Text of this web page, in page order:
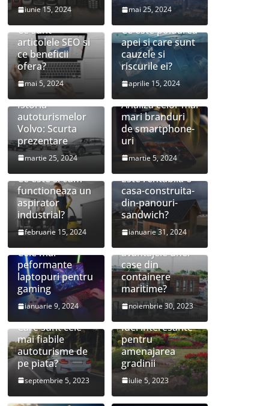
iunie 15, 2024 mai 25, 2024
Ce sunt
articolele SEO si
ce beneficii
ofera?
mai 5, 2024
Ce este poluarea
apei si care sunt
cauzele si
riscurile ei?
aprilie 15, 2024
Istoria
autoturismelor
Volvo: Scurta
prezentare
martie 25, 2024
Analiza celor mai
mari branduri
de smartphone-
uri
martie 5, 2024
Ce este si cum
functioneaza un
aspirator
industrial?
februarie 15, 2024
Este rentabila o
casa-construita-
din-panouri-
sandwich?
ianuarie 31, 2024
Cele mai
peformante
laptopuri pentru
gaming
ianuarie 9, 2024
Care sunt
avantajele unei
case din
containere
maritime?
noiembrie 30, 2023
Care sunt cele
mai fiabile
autoturisme de
pe piata?
septembrie 5, 2023
Idei interesante
pentru
amenajarea
gradinii
iulie 5, 2023